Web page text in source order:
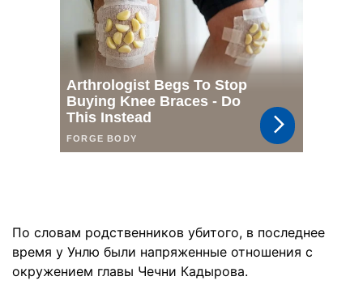
По словам родственников убитого, в последнее
время у Унлю были напряженные отношения с
окружением главы Чечни Кадырова.